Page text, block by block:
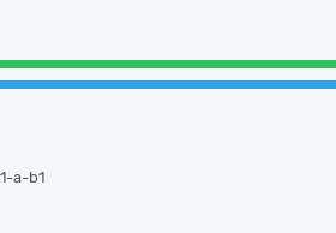
a-b1